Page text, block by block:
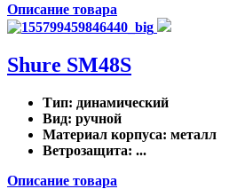
Описание товара
Shure SM48S
Тип: динамический
Вид: ручной
Материал корпуса: металл
Ветрозащита: ...
Описание товара